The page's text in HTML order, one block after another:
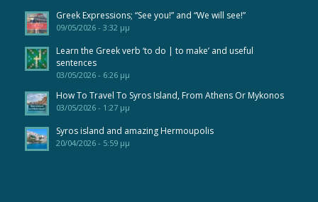
Greek Expressions; “See you!” and “We will see!”
09/05/2026 - 3:32 μμ
Learn the Greek verb ‘to do | to make’ and useful
sentences
03/05/2026 - 6:26 μμ
How To Travel To Syros Island, From Athens Or Mykonos
03/05/2026 - 1:27 μμ
Syros island and amazing Hermoupolis
20/04/2026 - 5:59 μμ